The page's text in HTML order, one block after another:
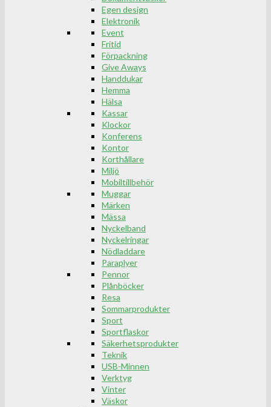
Egen design
Elektronik
Event
Fritid
Förpackning
Give Aways
Handdukar
Hemma
Hälsa
Kassar
Klockor
Konferens
Kontor
Korthållare
Miljö
Mobiltillbehör
Muggar
Märken
Mässa
Nyckelband
Nyckelringar
Nödladdare
Paraplyer
Pennor
Plånböcker
Resa
Sommarprodukter
Sport
Sportflaskor
Säkerhetsprodukter
Teknik
USB-Minnen
Verktyg
Vinter
Väskor